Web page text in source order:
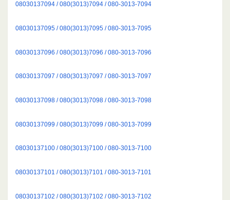
08030137094 / 080(3013)7094 / 080-3013-7094
08030137095 / 080(3013)7095 / 080-3013-7095
08030137096 / 080(3013)7096 / 080-3013-7096
08030137097 / 080(3013)7097 / 080-3013-7097
08030137098 / 080(3013)7098 / 080-3013-7098
08030137099 / 080(3013)7099 / 080-3013-7099
08030137100 / 080(3013)7100 / 080-3013-7100
08030137101 / 080(3013)7101 / 080-3013-7101
08030137102 / 080(3013)7102 / 080-3013-7102